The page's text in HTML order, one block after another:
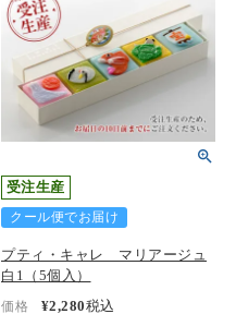
受注生産
クール便でお届け
プティ・キャレ マリアージュ
白1（5個入）
価格 ¥2,280税込